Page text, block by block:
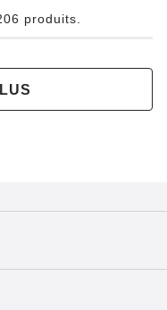
produits.